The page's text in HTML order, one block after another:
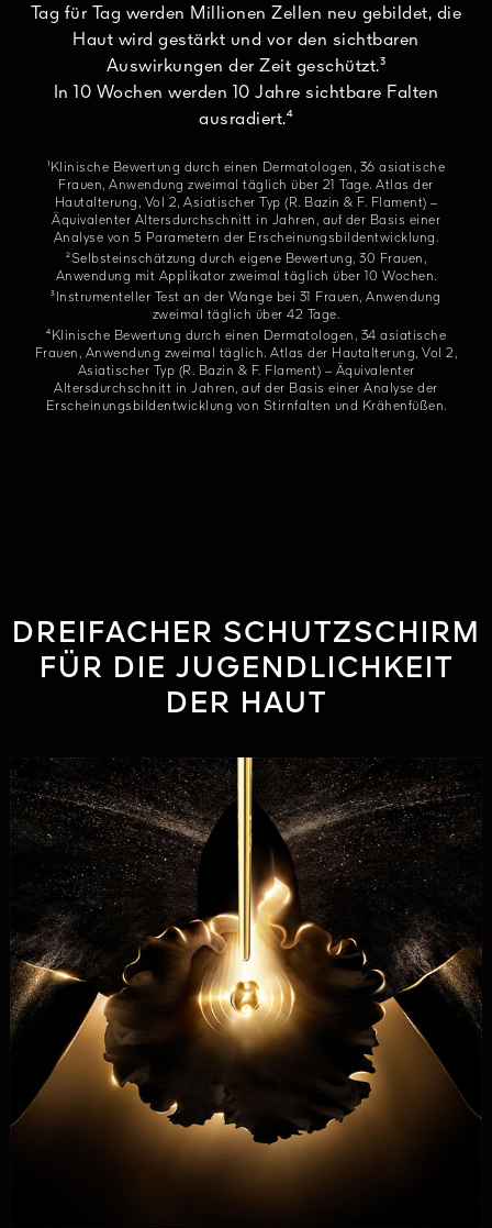
Tag für Tag werden Millionen Zellen neu gebildet, die
Haut wird gestärkt und vor den sichtbaren
Auswirkungen der Zeit geschützt.³
In 10 Wochen werden 10 Jahre sichtbare Falten
ausradiert.⁴
¹Klinische Bewertung durch einen Dermatologen, 36 asiatische
Frauen, Anwendung zweimal täglich über 21 Tage. Atlas der
Hautalterung, Vol 2, Asiatischer Typ (R. Bazin & F. Flament) –
Äquivalenter Altersdurchschnitt in Jahren, auf der Basis einer
Analyse von 5 Parametern der Erscheinungsbildentwicklung.
²Selbsteinschätzung durch eigene Bewertung, 30 Frauen,
Anwendung mit Applikator zweimal täglich über 10 Wochen.
³Instrumenteller Test an der Wange bei 31 Frauen, Anwendung
zweimal täglich über 42 Tage.
⁴Klinische Bewertung durch einen Dermatologen, 34 asiatische
Frauen, Anwendung zweimal täglich. Atlas der Hautalterung, Vol 2,
Asiatischer Typ (R. Bazin & F. Flament) – Äquivalenter
Altersdurchschnitt in Jahren, auf der Basis einer Analyse der
Erscheinungsbildentwicklung von Stirnfalten und Krähenfüßen.
DREIFACHER SCHUTZSCHIRM
FÜR DIE JUGENDLICHKEIT
DER HAUT